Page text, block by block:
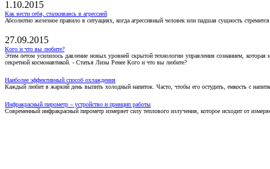
1.10.2015
Как вести себя, сталкиваясь в агрессией
Абсолютно железное правило в ситуациях, когда агрессивный человек или падшая сущность
27.09.2015
Кого и что вы любите?
Этим летом усилилось давление новых уровней скрытой технологии управления сознанием,
секретной космонавтикой. - Статья Лизы Ренее Кого и что вы любите?
Наиболее эффективный способ охлаждения
Каждый любит в жаркий день выпить холодный напиток. Часто, чтобы его остудить, емкость с
Инфракрасный пирометр – устройство и принцип работы
Современный инфракрасный пирометр измеряет силу теплового излучения, которое исходит от